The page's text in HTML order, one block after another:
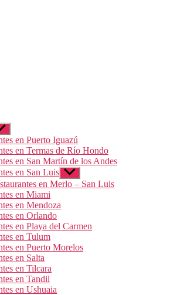
en Puerto Iguazú
en Termas de Río Hondo
en San Martín de los Andes
en San Luis Mostrar
el
submenú
en Merlo – San Luis
en Miami
en Mendoza
en Orlando
en Playa del Carmen
en Tulum
en Puerto Morelos
en Salta
en Tilcara
en Tandil
en Ushuaia